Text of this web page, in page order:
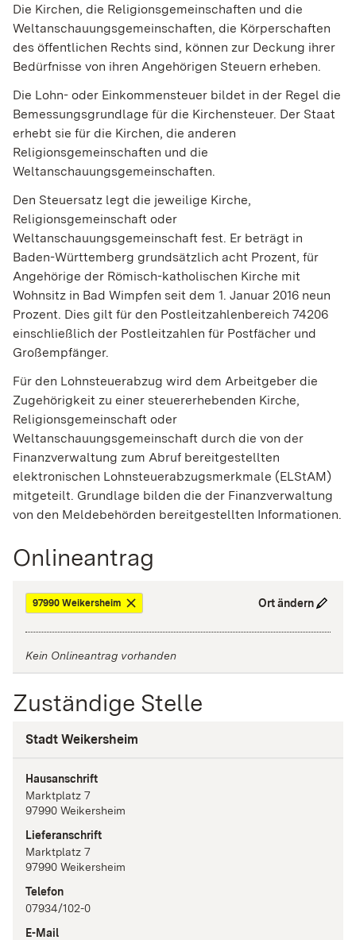
Die Kirchen, die Religionsgemeinschaften und die
Weltanschauungsgemeinschaften, die Körperschaften
des öffentlichen Rechts sind, können zur Deckung ihrer
Bedürfnisse von ihren Angehörigen Steuern erheben.
Die Lohn- oder Einkommensteuer bildet in der Regel die
Bemessungsgrundlage für die Kirchensteuer. Der Staat
erhebt sie für die Kirchen, die anderen
Religionsgemeinschaften und die
Weltanschauungsgemeinschaften.
Den Steuersatz legt die jeweilige Kirche,
Religionsgemeinschaft oder
Weltanschauungsgemeinschaft fest. Er beträgt in
Baden-Württemberg grundsätzlich acht Prozent, für
Angehörige der Römisch-katholischen Kirche mit
Wohnsitz in Bad Wimpfen seit dem 1. Januar 2016 neun
Prozent. Dies gilt für den Postleitzahlenbereich 74206
einschließlich der Postleitzahlen für Postfächer und
Großempfänger.
Für den Lohnsteuerabzug wird dem Arbeitgeber die
Zugehörigkeit zu einer steuererhebenden Kirche,
Religionsgemeinschaft oder
Weltanschauungsgemeinschaft durch die von der
Finanzverwaltung zum Abruf bereitgestellten
elektronischen Lohnsteuerabzugsmerkmale (ELStAM)
mitgeteilt. Grundlage bilden die der Finanzverwaltung
von den Meldebehörden bereitgestellten Informationen.
Onlineantrag
97990 Weikersheim Ort ändern
Kein Onlineantrag vorhanden
Zuständige Stelle
Stadt Weikersheim
Hausanschrift
Marktplatz 7
97990 Weikersheim
Lieferanschrift
Marktplatz 7
97990 Weikersheim
Telefon
07934/102-0
E-Mail